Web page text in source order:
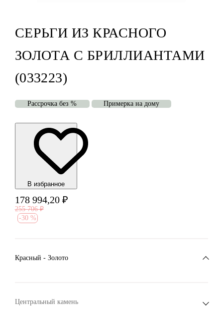
СЕРЬГИ ИЗ КРАСНОГО
ЗОЛОТА С БРИЛЛИАНТАМИ
(033223)
Рассрочка без % Примерка на дому
В избранноe
178 994,20 ₽
255 706 ₽
-30 %
Красный - Золото
Центральный камень